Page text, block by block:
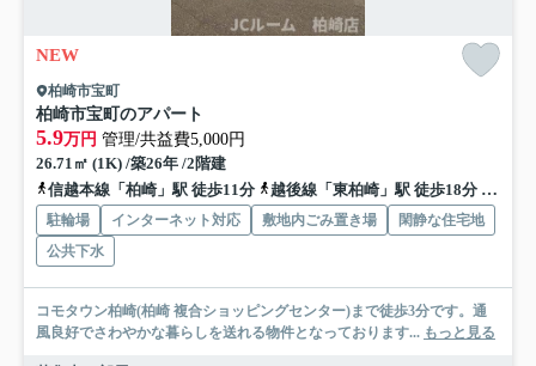
NEW
柏崎市宝町
柏崎市宝町のアパート
5.9万円 管理/共益費5,000円
26.71㎡ (1K) /築26年 /2階建
信越本線「柏崎」駅 徒歩11分
越後線「東柏崎」駅 徒歩18分 信越
駐輪場 インターネット対応 敷地内ごみ置き場
閑静な住宅地
公共下水
コモタウン柏崎(柏崎 複合ショッピングセンター)まで徒歩3分です。通
風良好でさわやかな暮らしを送れる物件となっております... もっと見る